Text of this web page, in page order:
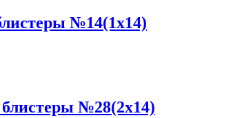
№14(1x14)
№28(2x14)